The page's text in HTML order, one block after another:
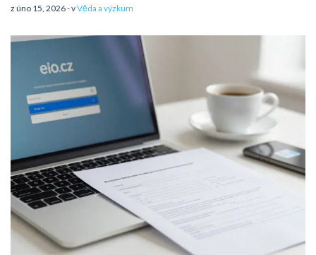
z úno 15, 2026 - vVěda a výzkum